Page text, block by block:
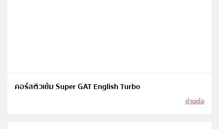
คอร์สติวเข้ม Super GAT English Turbo
อ่านต่อ